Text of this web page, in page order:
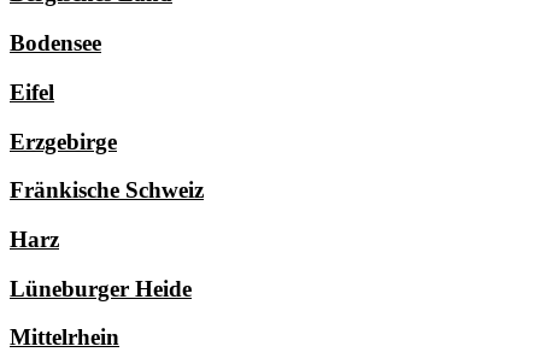
Bodensee
Eifel
Erzgebirge
Fränkische Schweiz
Harz
Lüneburger Heide
Mittelrhein